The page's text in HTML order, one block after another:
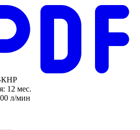
КНР
12 мес.
л/мин